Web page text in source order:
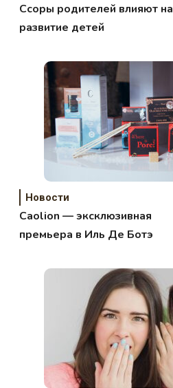
Ссоры родителей влияют на
развитие детей
Новости
Caolion — эксклюзивная
премьера в Иль Де Ботэ